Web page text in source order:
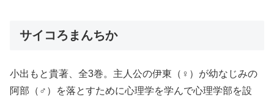
サイコろまんちか
小出もと貴著、全3巻。主人公の伊東（♀）が幼なじみの
阿部（♂）を落とすために心理学を学んで心理学部を設